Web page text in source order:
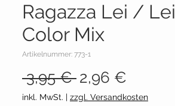
Ragazza Lei / Lei
Color Mix
Artikelnummer: 773-1
3,95 € Standardpreis
2,96 €
Preis
inkl. MwSt. | zzgl. Versandkosten